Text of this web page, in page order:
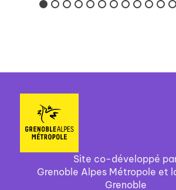
de la flûte
Site co-développé
Grenoble Alpes Métropole et
Grenoble